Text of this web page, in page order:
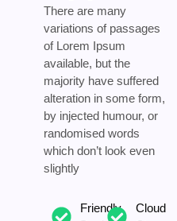
There are many
variations of passages
of Lorem Ipsum
available, but the
majority have suffered
alteration in some form,
by injected humour, or
randomised words
which don’t look even
slightly
Friendly
Cloud